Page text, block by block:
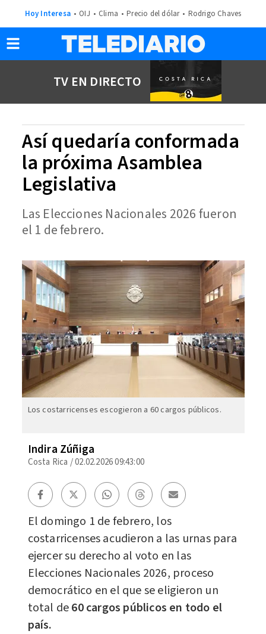
Hoy Interesa OIJ Clima Precio del dólar Rodrigo Chaves
TV EN DIRECTO
Así quedaría conformada
la próxima Asamblea
Legislativa
Las Elecciones Nacionales 2026 fueron
el 1 de febrero.
Los costarricenses escogieron a 60 cargos públicos.
Indira Zúñiga
Costa Rica /02.02.2026 09:43:00
El domingo 1 de febrero, los
costarricenses acudieron a las urnas para
ejercer su derecho al voto en las
Elecciones Nacionales 2026, proceso
democrático en el que se eligieron un
total de60 cargos públicos en todo el
país.